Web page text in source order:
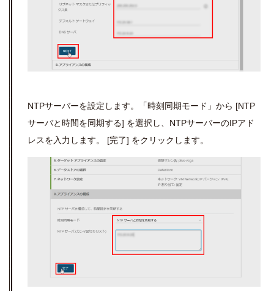
NTPサーバーを設定します。「時刻同期モード」から [NTP
サーバと時間を同期する] を選択し、 NTPサーバーのIPアド
レスを入力します。 [完了] をクリックします。